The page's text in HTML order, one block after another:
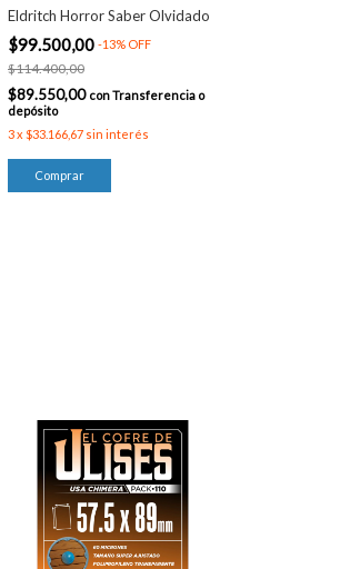
Eldritch Horror Saber Olvidado
$99.500,00 -13% OFF
$114.400,00
$89.550,00 conTransferencia o
depósito
3x $33.166,67 sin interés